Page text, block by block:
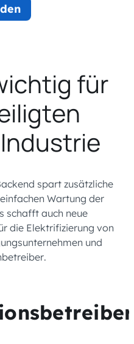
für
spart zusätzliche
Wartung der
schafft auch neue
die Elektrifizierung von
und